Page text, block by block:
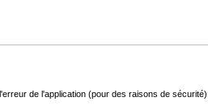
de l'application (pour des raisons de